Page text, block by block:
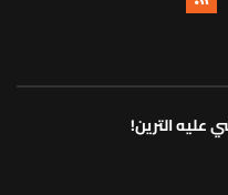
عليه الترين!